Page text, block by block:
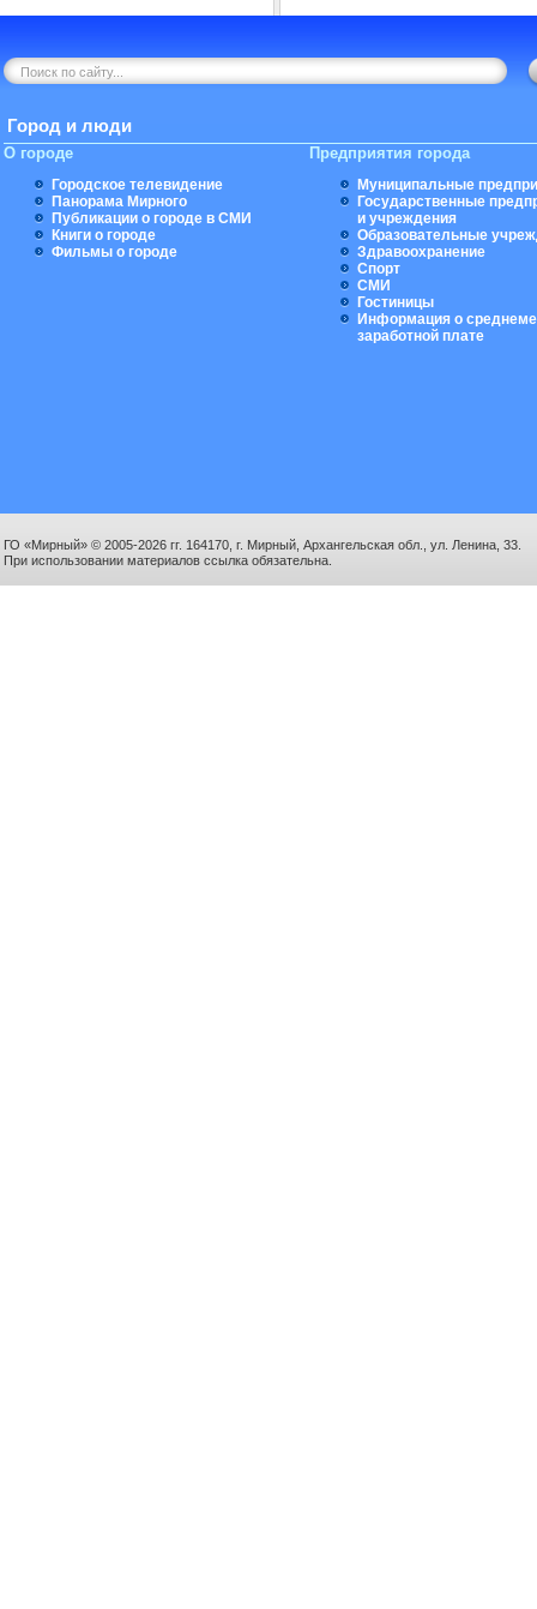
Город и люди
О городе
Городское телевидение
Панорама Мирного
Публикации о городе в СМИ
Книги о городе
Фильмы о городе
Предприятия города
Муниципальные
Государственные
и учреждения
Образовательные
Здравоохранение
Спорт
СМИ
Гостиницы
Информация о
заработной плате
ГО «Мирный» © 2005-2026 гг. 164170, г. Мирный, Архангельская обл., ул. Ленина, 33.
При использовании материалов ссылка обязательна.